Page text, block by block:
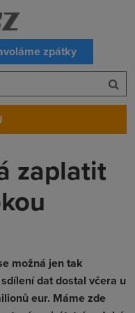
zpátky
zaplatit
možná jen tak
dat dostal včera u
eur. Máme zde